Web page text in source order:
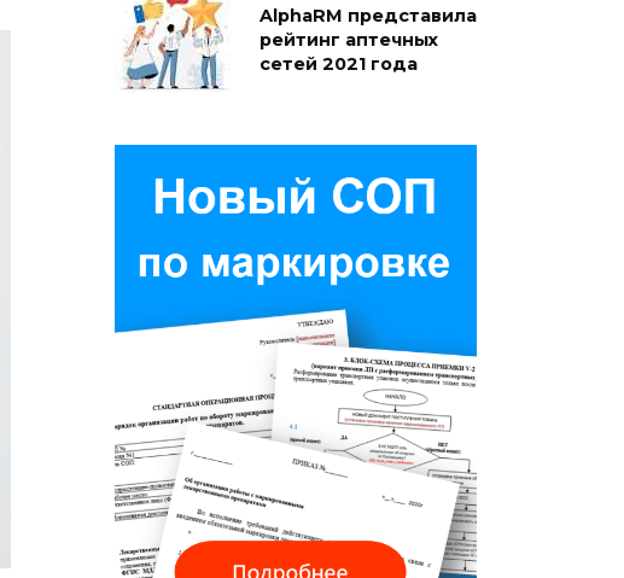
AlphaRM представила
рейтинг аптечных
сетей 2021 года